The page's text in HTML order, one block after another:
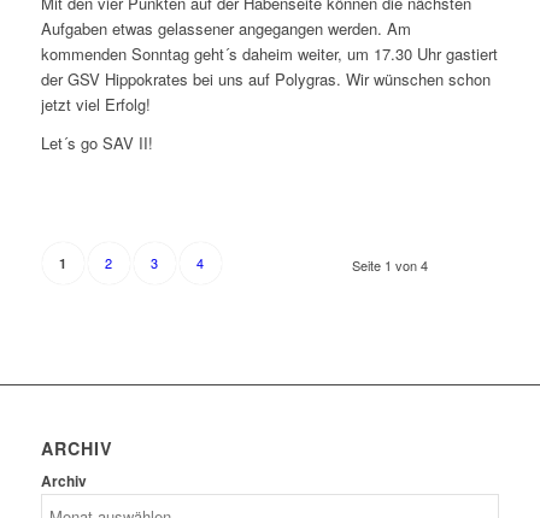
Aufgaben etwas gelassener angegangen werden. Am
kommenden Sonntag geht´s daheim weiter, um 17.30 Uhr gastiert
der GSV Hippokrates bei uns auf Polygras. Wir wünschen schon
jetzt viel Erfolg!
Let´s go SAV II!
Seite 1 von 4
1 2 3 4
ARCHIV
Archiv